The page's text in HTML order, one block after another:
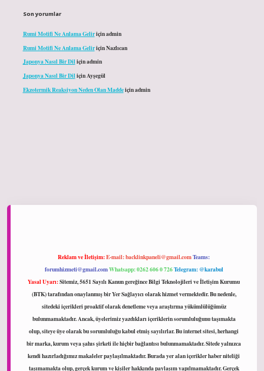
Son yorumlar
Rumi Motifi Ne Anlama Geliriçinadmin
Rumi Motifi Ne Anlama GeliriçinNazlıcan
Japonya Nasıl Bir Diliçinadmin
Japonya Nasıl Bir DiliçinAyşegül
Ekzotermik Reaksiyon Neden Olan Maddeiçinadmin
Reklam ve İletişim:E-mail:backlinkpaneli@gmail.comTeams:
forumhizmeti@gmail.comWhatsapp: 0262 606 0 726Telegram: @karabul
Yasal Uyarı:Sitemiz, 5651 Sayılı Kanun gereğince Bilgi Teknolojileri ve İletişim Kurumu
(BTK) tarafından onaylanmış bir Yer Sağlayıcı olarak hizmet vermektedir. Bu nedenle,
sitedeki içerikleri proaktif olarak denetleme veya araştırma yükümlülüğümüz
bulunmamaktadır. Ancak, üyelerimiz yazdıkları içeriklerin sorumluluğunu taşımakta
olup, siteye üye olarak bu sorumluluğu kabul etmiş sayılırlar. Bu internet sitesi, herhangi
bir marka, kurum veya şahıs şirketi ile hiçbir bağlantısı bulunmamaktadır. Sitede yalnızca
kendi hazırladığımız makaleler paylaşılmaktadır. Burada yer alan içerikler haber niteliği
taşımamakta olup, gerçek kurum ve kişiler hakkında paylaşım yapılmamaktadır. Gerçek